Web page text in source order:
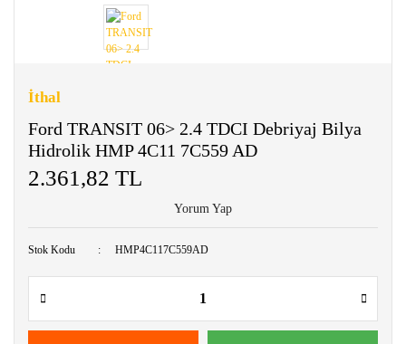
İthal
Ford TRANSIT 06> 2.4 TDCI Debriyaj Bilya
Hidrolik HMP 4C11 7C559 AD
2.361,82 TL
Yorum Yap
Stok Kodu HMP4C117C559AD